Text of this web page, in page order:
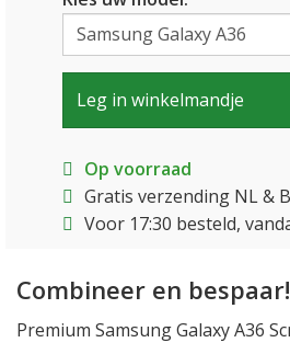
Leg in winkelmandje
Op voorraad
Gratis verzending NL &
Voor 17:30 besteld,
Combineer en bespaar!
Premium Samsung Galaxy A36